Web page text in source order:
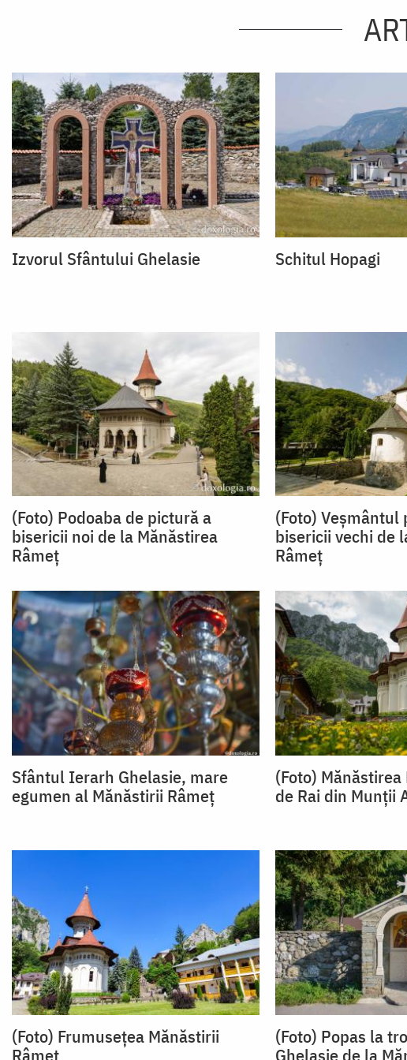
Izvorul Sfântului Ghelasie Schitul Hopagi
(Foto) Podoaba de pictură a
bisericii noi de la Mănăstirea
Râmeț
(Foto)
bisericii vechi de
Râmeț
Sfântul Ierarh Ghelasie, mare
egumen al Mănăstirii Râmeț
(Foto)
de Rai din Munții
(Foto) Frumusețea Mănăstirii
Râmeț
(Foto) Popas la
Ghelasie de la